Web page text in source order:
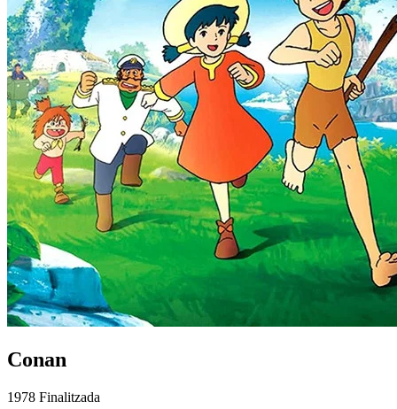
Conan
1978 Finalitzada